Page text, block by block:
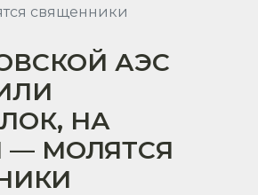
священники
АЭС
НА
— МОЛЯТСЯ